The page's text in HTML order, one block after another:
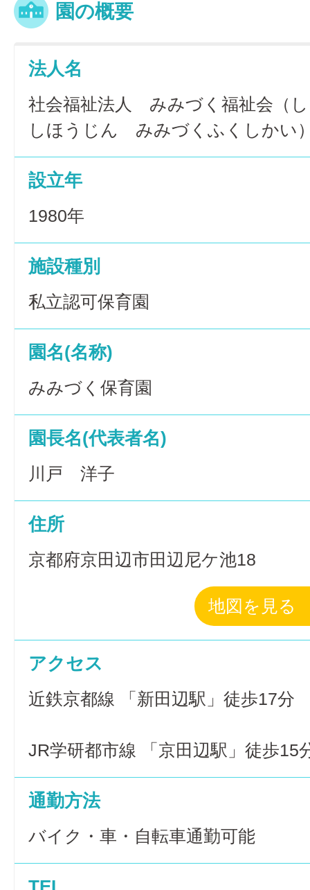
園の概要
法人名
社会福祉法人 みみづく福祉会（
しほうじん みみづくふくしかい
設立年
1980年
施設種別
私立認可保育園
園名(名称)
みみづく保育園
園長名(代表者名)
川戸 洋子
住所
京都府京田辺市田辺尼ケ池18
地図を見る
アクセス
近鉄京都線 「新田辺駅」徒歩17分
JR学研都市線 「京田辺駅」徒歩15
通勤方法
バイク・車・自転車通勤可能